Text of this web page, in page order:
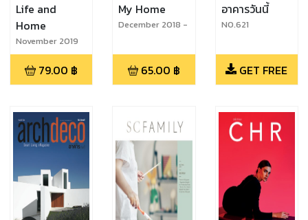
Life and
Home
November 2019
79.00 ฿
My Home
December 2018 -
65.00 ฿
อาคารวันนี้
NO.621
GET FREE